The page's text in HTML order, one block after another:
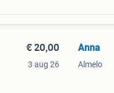
€ 20,00
3 aug 26
Anna
Almelo